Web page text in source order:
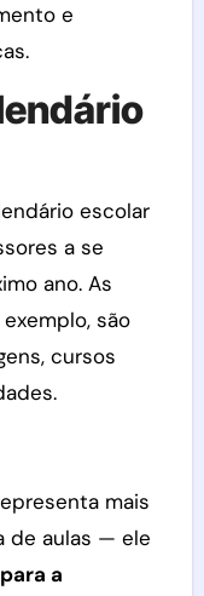
e
escolar
a se
ano. As
são
cursos
mais
de aulas — ele
a